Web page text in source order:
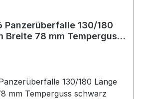
Panzerüberfalle 130/180
Breite 78 mm Temperguss
130/180 Länge
mm Temperguss schwarz